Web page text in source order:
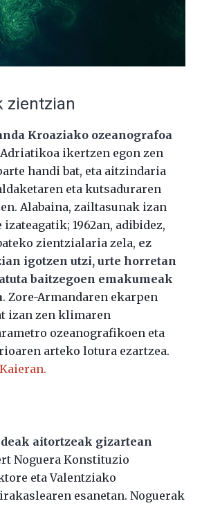
zientzian
Kroaziako ozeanografoa
ikertzen egon zen
handi bat, eta aitzindaria
eta kutsaduraren
Alabaina, zailtasunak izan
1962an, adibidez,
zientzialaria zela, ez
igotzen utzi, urte horretan
baitzegoen emakumeak
. Zore-Armandaren ekarpen
izan zen klimaren
ozeanografikoen eta
arteko lotura ezartzea.
aitortzeak gizartean
Noguera Konstituzio
eta Valentziako
esanetan. Noguerak